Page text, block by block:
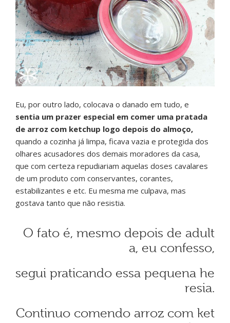
Eu, por outro lado, colocava o danado em tudo, e
sentia um prazer especial em comer uma pratada
de arroz com ketchup logo depois do almoço,
quando a cozinha já limpa, ficava vazia e protegida dos
olhares acusadores dos demais moradores da casa,
que com certeza repudiariam aquelas doses cavalares
de um produto com conservantes, corantes,
estabilizantes e etc. Eu mesma me culpava, mas
gostava tanto que não resistia.
O fato é, mesmo depois de adult
a, eu confesso,
segui praticando essa pequena he
resia.
Continuo comendo arroz com ket